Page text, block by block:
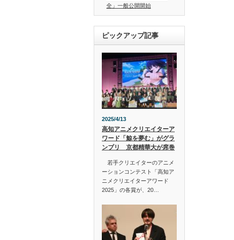
全」一般公開開始
ピックアップ記事
2025/4/13
高知アニメクリエイターア
ワード「鯨を夢む」がグラ
ンプリ 京都精華大が席巻
若手クリエイターのアニメ
ーションコンテスト「高知ア
ニメクリエイターアワード
2025」の各賞が、20…